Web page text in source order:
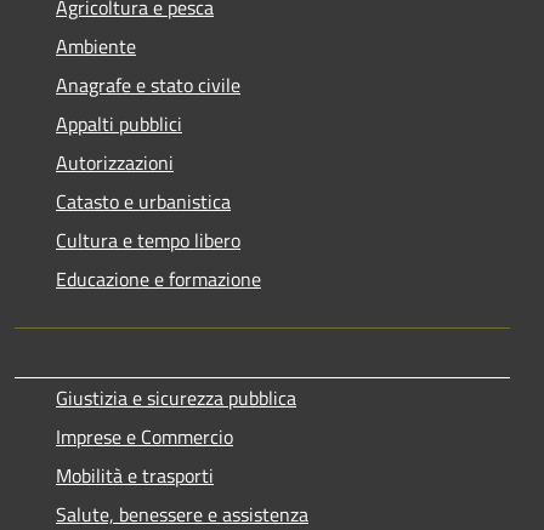
Agricoltura e pesca
Ambiente
Anagrafe e stato civile
Appalti pubblici
Autorizzazioni
Catasto e urbanistica
Cultura e tempo libero
Educazione e formazione
Giustizia e sicurezza pubblica
Imprese e Commercio
Mobilità e trasporti
Salute, benessere e assistenza